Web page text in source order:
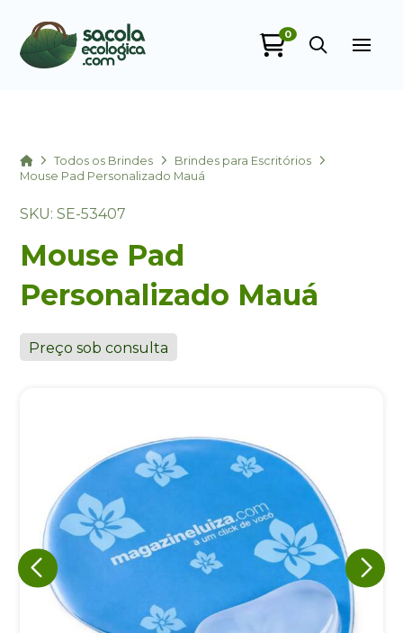
0
HomeTodos os Brindes
Brindes para Escritórios
Mouse Pad Personalizado Mauá
SKU: SE-53407
Mouse Pad
Personalizado Mauá
Preço sob consulta
+55
Eu concordo em receber comunicações.
A nossa empresa está comprometida a proteger e respeitar
sua privacidade, utilizaremos seus dados apenas para fins
de marketing. Você pode alterar suas preferências a
qualquer momento.
Iniciar conversa